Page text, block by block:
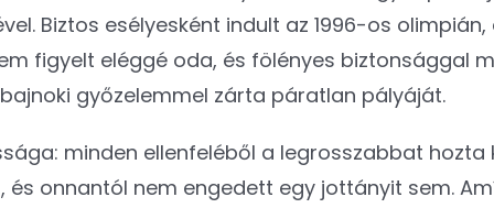
Biztos esélyesként indult az 1996-os
figyelt eléggé oda, és fölényes biztonsággal
győzelemmel zárta páratlan pályáját.
minden ellenfeléből a legrosszabbat hozta
onnantól nem engedett egy jottányit sem.